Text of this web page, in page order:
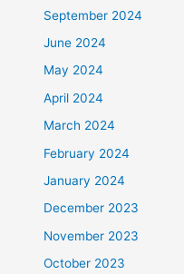
September 2024
June 2024
May 2024
April 2024
March 2024
February 2024
January 2024
December 2023
November 2023
October 2023